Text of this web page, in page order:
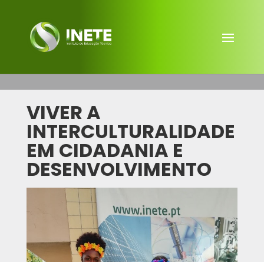
VIVER A
INTERCULTURALIDADE
EM CIDADANIA E
DESENVOLVIMENTO